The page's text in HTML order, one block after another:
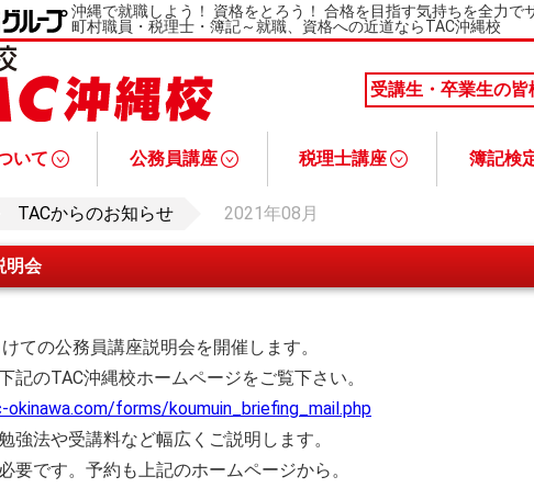
沖縄で就職しよう！ 資格をとろう！ 合格を目指す気持ちを全力
町村職員・税理士・簿記～就職、資格への近道ならTAC沖縄校
受講生・卒業生の皆
いて 公務員講座 税理士講座 簿記検
TACからのお知らせ 2021年08月
明会
ての公務員講座説明会を開催します。
記のTAC沖縄校ホームページをご覧下さい。
forms/koumuin_briefing_mail.php
強法や受講料など幅広くご説明します。
要です。予約も上記のホームページから。